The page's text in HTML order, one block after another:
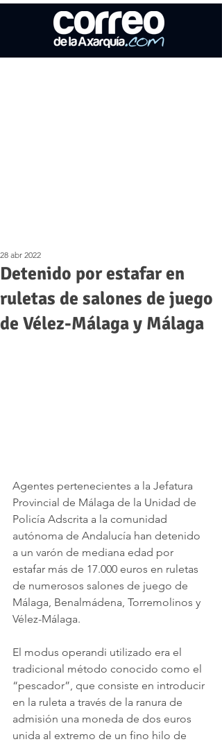
Detenido por estafar en
ruletas de salones de juego
de Vélez-Málaga y Málaga
28 abr 2022
Agentes pertenecientes a la Jefatura
Provincial de Málaga de la Unidad de
Policía Adscrita a la comunidad
autónoma de Andalucía han detenido
a un varón de mediana edad por
estafar más de 17.000 euros en ruletas
de numerosos salones de juego de
Málaga, Benalmádena, Torremolinos y
Vélez-Málaga.
El modus operandi utilizado era el
tradicional método conocido como el
“pescador”, que consiste en introducir
en la ruleta a través de la ranura de
admisión una moneda de dos euros
unida al extremo de un fino hilo de